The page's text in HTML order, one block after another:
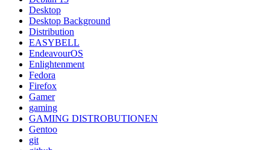
Desktop
Desktop Background
Distribution
EASYBELL
EndeavourOS
Enlightenment
Fedora
Firefox
Gamer
gaming
GAMING DISTROBUTIONEN
Gentoo
git